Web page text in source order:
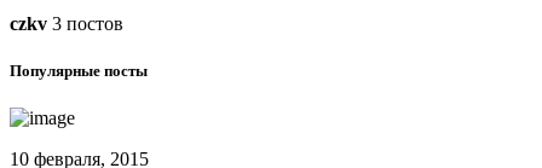
czkv 3 постов
Популярные посты
10 февраля, 2015